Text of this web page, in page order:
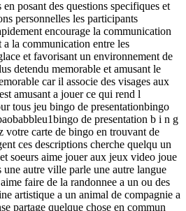
posant des questions specifiques et
personnelles les participants
encourage la communication
la communication entre les
et favorisant un environnement de
detendu memorable et amusant le
car il associe des visages aux
amusant a jouer ce qui rend l
tous jeu bingo de presentationbingo
de presentation b i n g
votre carte de bingo en trouvant de
ces descriptions cherche quelqu un
soeurs aime jouer aux jeux video joue
autre ville parle une autre langue
faire de la randonnee a un ou des
artistique a un animal de compagnie a
partage quelque chose en commun